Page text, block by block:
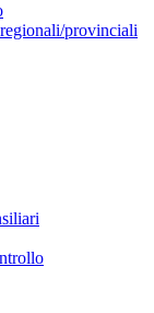
provinciali